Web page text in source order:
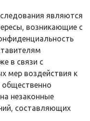
являются
возникающие с
в связи с
мер воздействия к
незаконные
составляющих